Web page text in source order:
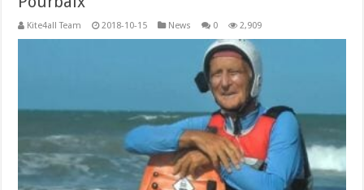
Kite4all Team 2018-10-15 News 0 2,909